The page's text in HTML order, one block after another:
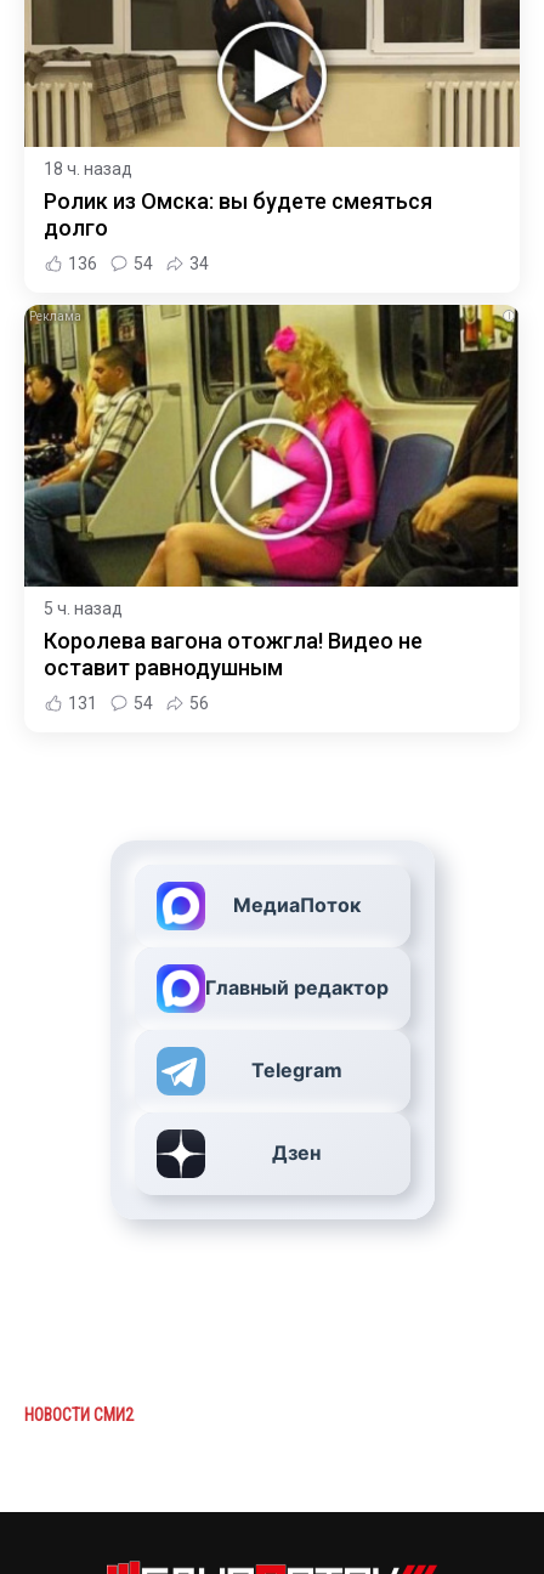
18 ч. назад
Ролик из Омска: вы будете смеяться
долго
136 54 34
i
5 ч. назад
Королева вагона отожгла! Видео не
оставит равнодушным
131 54 56
МедиаПоток
Главный редактор
Telegram
Дзен
НОВОСТИ СМИ2